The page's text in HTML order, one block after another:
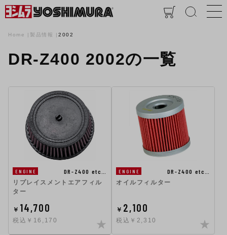
Home 製品情報 2002
DR-Z400 2002の一覧
ENGINE
DR-Z400 etc…
リプレイスメントエアフィル
ター
￥ 14,700
税込￥16,170
ENGINE
DR-Z400 etc…
オイルフィルター
￥ 2,100
税込￥2,310